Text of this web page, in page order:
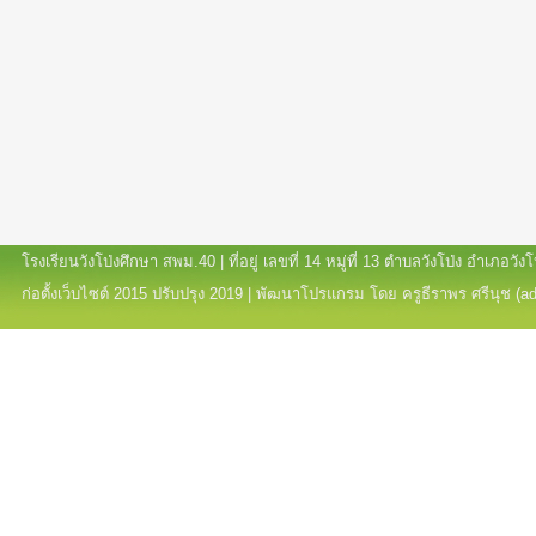
รงเรียนวังโป่งศึกษา สพม.40 | ที่อยู่ เลขที่ 14 หมู่ที่ 13 ตำบลวังโป่ง อำเภอวังโ
อตั้งเว็บไซต์ 2015 ปรับปรุง 2019 | พัฒนาโปรแกรม โดย ครูธีราพร ศรีนุช